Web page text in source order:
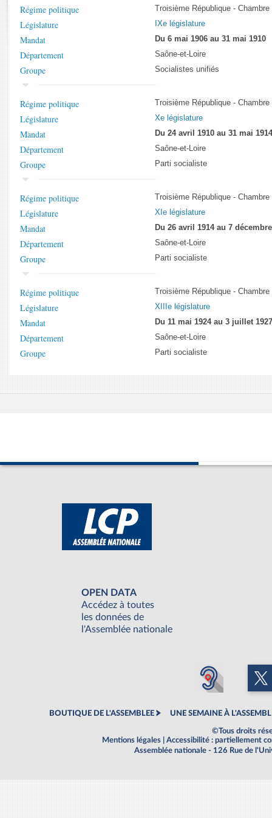
Rapports législatifs
Régime politique Troisième République -
Législature IXe législature
Mandat Du 6 mai 1906 au 31 mai 1910
Département Saône-et-Loire
Groupe Socialistes unifiés
Régime politique Troisième République -
Législature Xe législature
Mandat Du 24 avril 1910 au 31 mai 1914
Département Saône-et-Loire
Groupe Parti socialiste
Régime politique Troisième République -
Législature XIe législature
Mandat Du 26 avril 1914 au 7
Département Saône-et-Loire
Groupe Parti socialiste
Régime politique Troisième République -
Législature XIIIe législature
Mandat Du 11 mai 1924 au 3 juillet 1927
Département Saône-et-Loire
Groupe Parti socialiste
OPEN DATA
Accédez à toutes
les données de
l'Assemblée nationale
BOUTIQUE DE L'ASSEMBLEE UNE SEMAINE À
©Tous droits
Mentions légales
Accessibilité : partiellement
Assemblée nationale - 126 Rue de